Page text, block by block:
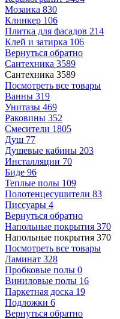
Мозаика 830
Клинкер 106
Плитка для фасадов 214
Клей и затирка 106
Вернуться обратно
Сантехника 3589
Сантехника 3589
Посмотреть все товары
Ванны 319
Унитазы 469
Раковины 352
Смесители 1805
Душ 77
Душевые кабины 203
Инсталляции 70
Биде 96
Теплые полы 109
Полотенцесушители 83
Писсуары 4
Вернуться обратно
Напольные покрытия 370
Напольные покрытия 370
Посмотреть все товары
Ламинат 328
Пробковые полы 0
Виниловые полы 16
Паркетная доска 19
Подложки 6
Вернуться обратно